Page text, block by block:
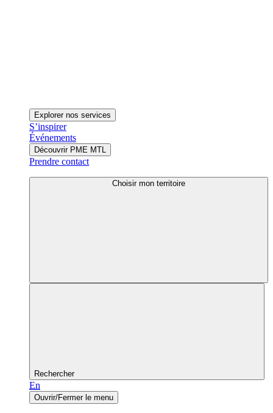
Explorer nos services
S’inspirer
Événements
Découvrir PME MTL
Prendre contact
Choisir mon territoire
Rechercher
En
Ouvrir/Fermer le menu